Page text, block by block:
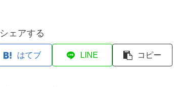
シェアする
はてブ LINE コピー